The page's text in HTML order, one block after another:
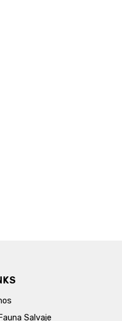
Salvaje